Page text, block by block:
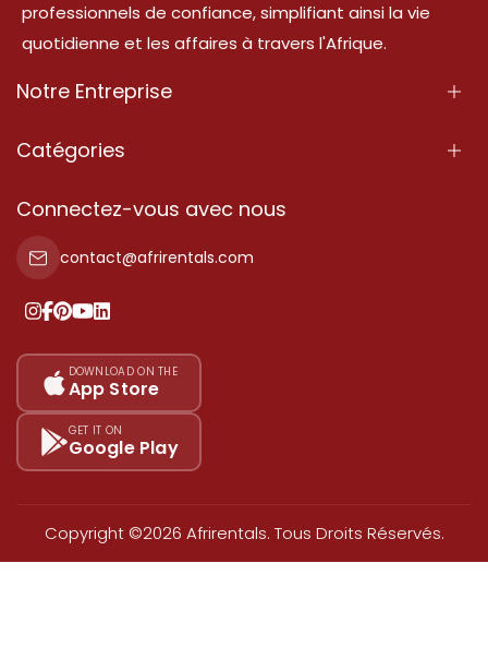
professionnels de confiance, simplifiant ainsi la vie
quotidienne et les affaires à travers l'Afrique.
Notre Entreprise
À Propos
Conditions d'Utilisation
Politique de Confidentialité
Nos tarifs
Plan du site
Catégories
Propriété
Propriété à vendre
Propriété à louer
Ajoutez votre témoignage
Connectez-vous avec nous
contact@afrirentals.com
DOWNLOAD ON THE
App Store
GET IT ON
Google Play
Copyright ©2026 Afrirentals. Tous Droits Réservés.